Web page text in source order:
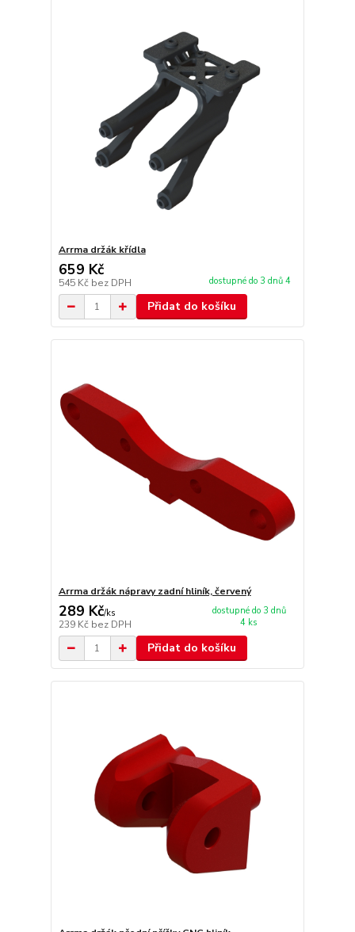
Arrma držák křídla
659 Kč
545 Kč bez DPH dostupné do 3 dnů 4
Přidat do košíku
Arrma držák nápravy zadní hliník, červený
289 Kč/ks
239 Kč bez DPH
dostupné do 3 dnů
4 ks
Přidat do košíku